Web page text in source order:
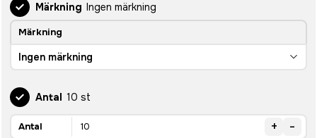
Märkning Ingen märkning
Märkning
Ingen märkning
Antal 10 st
Antal + -